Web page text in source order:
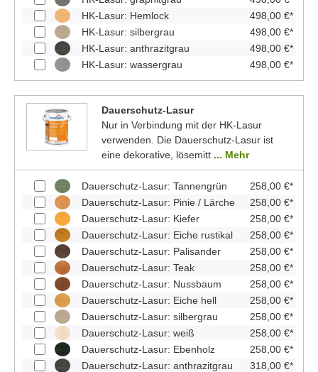
HK-Lasur: Hemlock
498,00 €*
HK-Lasur: silbergrau
498,00 €*
HK-Lasur: anthrazitgrau
498,00 €*
HK-Lasur: wassergrau
498,00 €*
Dauerschutz-Lasur
Nur in Verbindung mit der HK-Lasur
verwenden. Die Dauerschutz-Lasur ist
eine dekorative, lösemitt ... Mehr
Dauerschutz-Lasur: Tannengrün
258,00 €*
Dauerschutz-Lasur: Pinie / Lärche
258,00 €*
Dauerschutz-Lasur: Kiefer
258,00 €*
Dauerschutz-Lasur: Eiche rustikal
258,00 €*
Dauerschutz-Lasur: Palisander
258,00 €*
Dauerschutz-Lasur: Teak
258,00 €*
Dauerschutz-Lasur: Nussbaum
258,00 €*
Dauerschutz-Lasur: Eiche hell
258,00 €*
Dauerschutz-Lasur: silbergrau
258,00 €*
Dauerschutz-Lasur: weiß
258,00 €*
Dauerschutz-Lasur: Ebenholz
258,00 €*
Dauerschutz-Lasur: anthrazitgrau
318,00 €*